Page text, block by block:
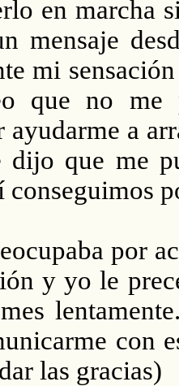
en marcha
mensaje
mi
que no me
ayudarme a
dijo que me
conseguimos
por
y yo le
mes
con
las gracias)